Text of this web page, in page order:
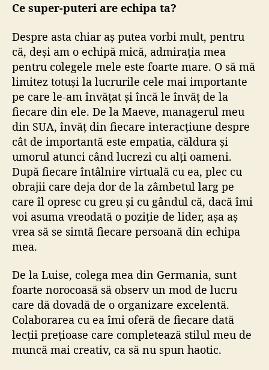
Ce super-puteri are echipa ta?
Despre asta chiar aș putea vorbi mult, pentru
că, deși am o echipă mică, admirația mea
pentru colegele mele este foarte mare. O să mă
limitez totuși la lucrurile cele mai importante
pe care le-am învățat și încă le învăț de la
fiecare din ele. De la Maeve, managerul meu
din SUA, învăț din fiecare interacțiune despre
cât de importantă este empatia, căldura și
umorul atunci când lucrezi cu alți oameni.
După fiecare întâlnire virtuală cu ea, plec cu
obrajii care deja dor de la zâmbetul larg pe
care îl opresc cu greu și cu gândul că, dacă îmi
voi asuma vreodată o poziție de lider, așa aș
vrea să se simtă fiecare persoană din echipa
mea.
De la Luise, colega mea din Germania, sunt
foarte norocoasă să observ un mod de lucru
care dă dovadă de o organizare excelentă.
Colaborarea cu ea îmi oferă de fiecare dată
lecții prețioase care completează stilul meu de
muncă mai creativ, ca să nu spun haotic.